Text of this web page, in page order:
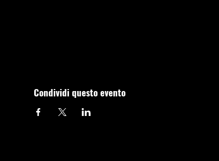
Condividi questo evento